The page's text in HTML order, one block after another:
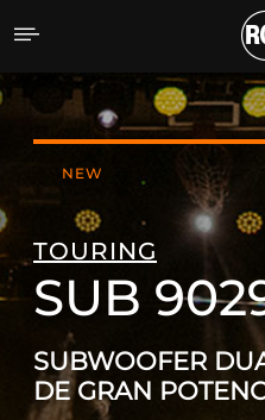
SUB 9029-
NEW
TOURING
SUB
SUBWOOFER
DE GRAN